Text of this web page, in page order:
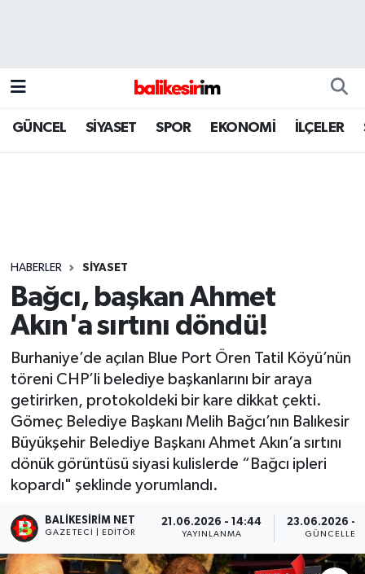
GÜNCEL SİYASET SPOR EKONOMİ İLÇELER
HABERLER SİYASET
Bağcı, başkan Ahmet
Akın'a sırtını döndü!
Burhaniye’de açılan Blue Port Ören Tatil Köyü’nün
töreni CHP’li belediye başkanlarını bir araya
getirirken, protokoldeki bir kare dikkat çekti.
Gömeç Belediye Başkanı Melih Bağcı’nın Balıkesir
Büyükşehir Belediye Başkanı Ahmet Akın’a sırtını
dönük görüntüsü siyasi kulislerde “Bağcı ipleri
kopardı" şeklinde yorumlandı.
BALIKESIRIM NET
GAZETECI | EDITÖR
21.06.2026 - 14:44
YAYINLANMA
23.06.2026 -